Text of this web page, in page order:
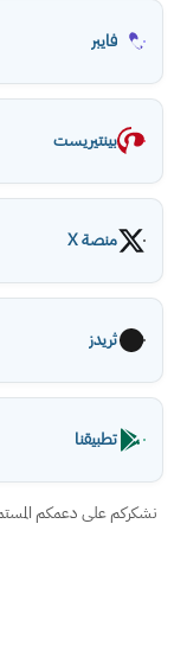
فايبر
بينتيريست
منصة X
ثريدز
تطبيقنا
نشكركم على دعمكم